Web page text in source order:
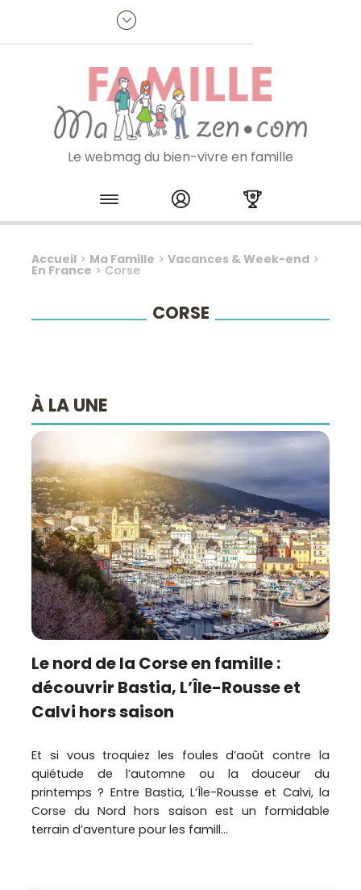
Je m'inscris à la newsletter
Le webmag du bien-vivre en famille
Skip to content
Accueil > Ma Famille >Vacances & Week-end >
En France > Corse
CORSE
À LA UNE
Le nord de la Corse en famille :
découvrir Bastia, L’Île-Rousse et
Calvi hors saison
Et si vous troquiez les foules d’août contre la
quiétude de l’automne ou la douceur du
printemps ? Entre Bastia, L’Île-Rousse et Calvi, la
Corse du Nord hors saison est un formidable
terrain d’aventure pour les famill...
Panneau de gestion des cookies